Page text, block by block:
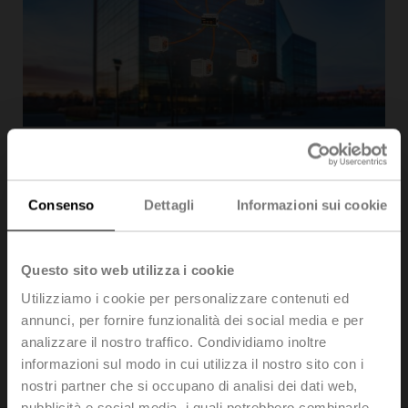
Consenso Dettagli Informazioni sui cookie
Questo sito web utilizza i cookie
Utilizziamo i cookie per personalizzare contenuti ed
annunci, per fornire funzionalità dei social media e per
analizzare il nostro traffico. Condividiamo inoltre
informazioni sul modo in cui utilizza il nostro sito con i
nostri partner che si occupano di analisi dei dati web,
I sistemi di controllo dei fumi con serrande di controllo
fumi motorizzate salvano le vite in caso d'incendio e
Il flashover è ritardato o addirittura evitato.
diventano molto più semplici.
La struttura dell'edificio e le attività materiali sono
protette.